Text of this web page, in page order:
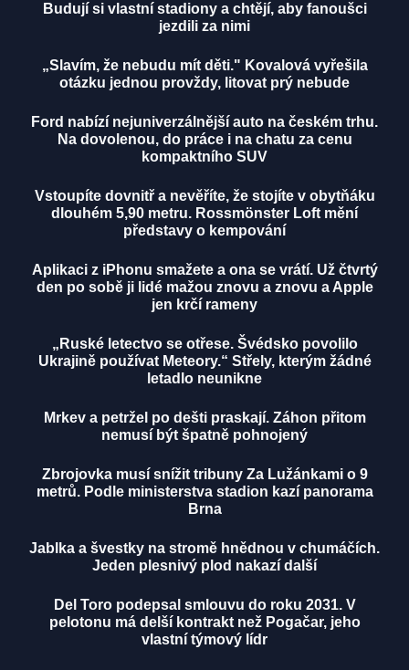
Budují si vlastní stadiony a chtějí, aby fanoušci
jezdili za nimi
„Slavím, že nebudu mít děti." Kovalová vyřešila
otázku jednou provždy, litovat prý nebude
Ford nabízí nejuniverzálnější auto na českém trhu.
Na dovolenou, do práce i na chatu za cenu
kompaktního SUV
Vstoupíte dovnitř a nevěříte, že stojíte v obytňáku
dlouhém 5,90 metru. Rossmönster Loft mění
představy o kempování
Aplikaci z iPhonu smažete a ona se vrátí. Už čtvrtý
den po sobě ji lidé mažou znovu a znovu a Apple
jen krčí rameny
„Ruské letectvo se otřese. Švédsko povolilo
Ukrajině používat Meteory.“ Střely, kterým žádné
letadlo neunikne
Mrkev a petržel po dešti praskají. Záhon přitom
nemusí být špatně pohnojený
Zbrojovka musí snížit tribuny Za Lužánkami o 9
metrů. Podle ministerstva stadion kazí panorama
Brna
Jablka a švestky na stromě hnědnou v chumáčích.
Jeden plesnivý plod nakazí další
Del Toro podepsal smlouvu do roku 2031. V
pelotonu má delší kontrakt než Pogačar, jeho
vlastní týmový lídr